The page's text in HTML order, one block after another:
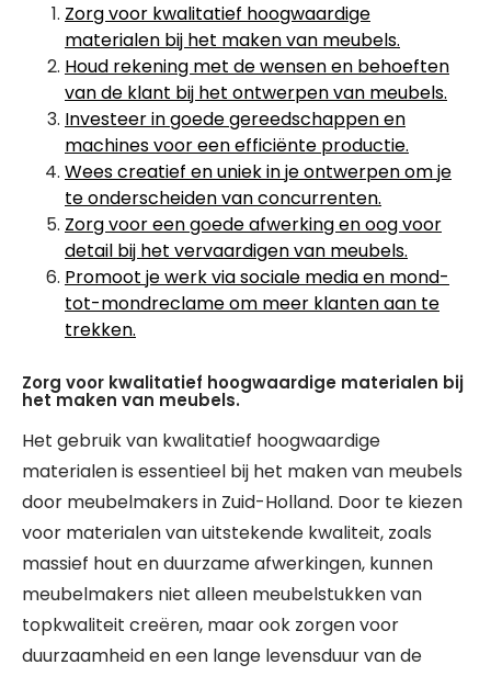
Zorg voor kwalitatief hoogwaardige
materialen bij het maken van meubels.
Houd rekening met de wensen en behoeften
van de klant bij het ontwerpen van meubels.
Investeer in goede gereedschappen en
machines voor een efficiënte productie.
Wees creatief en uniek in je ontwerpen om je
te onderscheiden van concurrenten.
Zorg voor een goede afwerking en oog voor
detail bij het vervaardigen van meubels.
Promoot je werk via sociale media en mond-
tot-mondreclame om meer klanten aan te
trekken.
Zorg voor kwalitatief hoogwaardige materialen bij
het maken van meubels.
Het gebruik van kwalitatief hoogwaardige
materialen is essentieel bij het maken van meubels
door meubelmakers in Zuid-Holland. Door te kiezen
voor materialen van uitstekende kwaliteit, zoals
massief hout en duurzame afwerkingen, kunnen
meubelmakers niet alleen meubelstukken van
topkwaliteit creëren, maar ook zorgen voor
duurzaamheid en een lange levensduur van de